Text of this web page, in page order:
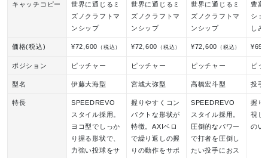
キャッチコピー
世界に通じるミ
ズノクラフトマ
ンシップ
世界に通じるミ
ズノクラフトマ
ンシップ
世界に通じるミ
ズノクラフトマ
ンシップ
豊富
ショ
しみ
価格(税込) ¥72,600 （税込） ¥72,600 （税込） ¥72,600 （税込）
ポジション ピッチャー ピッチャー ピッチャー ピッ
型名 伊藤大海型 宮城大弥型 高橋宏斗型 投手
特長
SPEEDREVO
スタイル採用。
ヨコ型でしっか
り握る形状で、
力強い投球をサ
握りやすくコン
パクトな形状が
特徴。AXIベロ
で繰り返しの握
りの動作をサポ
SPEEDREVO
スタイル採用。
圧倒的なパワー
で打者を圧倒し
たい投手におス
握り
視し
のい